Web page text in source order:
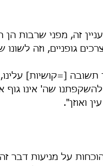
זה, מפני שרבות
גופניים, וזה
[=קושיות]
שה' אינו גוף
ואוזן".
על מניעות